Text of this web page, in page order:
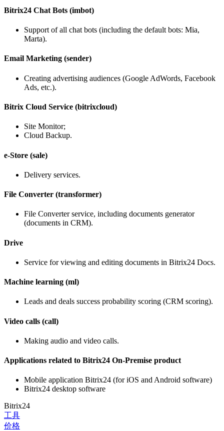
Bitrix24 Chat Bots (imbot)
Support of all chat bots (including the default bots: Mia,
Marta).
Email Marketing (sender)
Creating advertising audiences (Google AdWords, Facebook
Ads, etc.).
Bitrix Cloud Service (bitrixcloud)
Site Monitor;
Cloud Backup.
e-Store (sale)
Delivery services.
File Converter (transformer)
File Converter service, including documents generator
(documents in CRM).
Drive
Service for viewing and editing documents in Bitrix24 Docs.
Machine learning (ml)
Leads and deals success probability scoring (CRM scoring).
Video calls (call)
Making audio and video calls.
Applications related to Bitrix24 On-Premise product
Mobile application Bitrix24 (for iOS and Android software)
Bitrix24 desktop software
Bitrix24
工具
价格